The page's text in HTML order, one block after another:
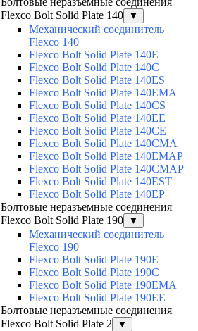
Flexco Bolt Solid Plate 140
▼
Механический соединитель
Flexco 140
Flexco Bolt Solid Plate 140E
Flexco Bolt Solid Plate 140C
Flexco Bolt Solid Plate 140ES
Flexco Bolt Solid Plate 140EMA
Flexco Bolt Solid Plate 140CS
Flexco Bolt Solid Plate 140EE
Flexco Bolt Solid Plate 140CE
Flexco Bolt Solid Plate 140CMA
Flexco Bolt Solid Plate 140EMAP
Flexco Bolt Solid Plate 140CMAP
Flexco Bolt Solid Plate 140EST
Flexco Bolt Solid Plate 140EP
Болтовые неразъемные соединения
Flexco Bolt Solid Plate 190
▼
Механический соединитель
Flexco 190
Flexco Bolt Solid Plate 190E
Flexco Bolt Solid Plate 190C
Flexco Bolt Solid Plate 190EMA
Flexco Bolt Solid Plate 190EE
Болтовые неразъемные соединения
Flexco Bolt Solid Plate 2
▼